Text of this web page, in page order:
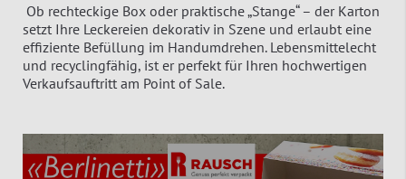
Ob rechteckige Box oder praktische „Stange“ – der Karton
setzt Ihre Leckereien dekorativ in Szene und erlaubt eine
effiziente Befüllung im Handumdrehen. Lebensmittelecht
und recyclingfähig, ist er perfekt für Ihren hochwertigen
Verkaufsauftritt am Point of Sale.